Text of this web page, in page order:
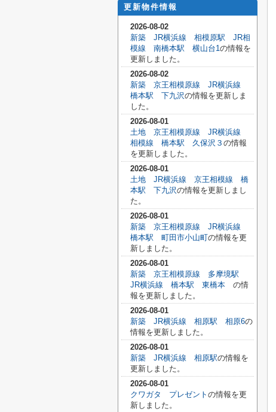
更新物件情報
2026-08-02
新築 JR横浜線 相模原駅 JR相
模線 南橋本駅 横山台1の情報を
更新しました。
2026-08-02
新築 京王相模原線 JR横浜線
橋本駅 下九沢の情報を更新しま
した。
2026-08-01
土地 京王相模原線 JR横浜線
相模線 橋本駅 久保沢３ の情報
を更新しました。
2026-08-01
土地 JR横浜線 京王相模線 橋
本駅 下九沢の情報を更新しまし
た。
2026-08-01
新築 京王相模原線 JR横浜線
橋本駅 町田市小山町の情報を更
新しました。
2026-08-01
新築 京王相模原線 多摩境駅
JR横浜線 橋本駅 東橋本 の情
報を更新しました。
2026-08-01
新築 JR横浜線 相原駅 相原6の
情報を更新しました。
2026-08-01
新築 JR横浜線 相原駅の情報を
更新しました。
2026-08-01
クワガタ プレゼント の情報を更
新しました。